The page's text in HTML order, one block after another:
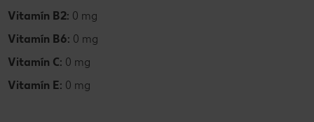
Vitamín B2: 0 mg
Vitamín B6: 0 mg
Vitamín C: 0 mg
Vitamín E: 0 mg